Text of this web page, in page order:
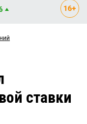
ставки